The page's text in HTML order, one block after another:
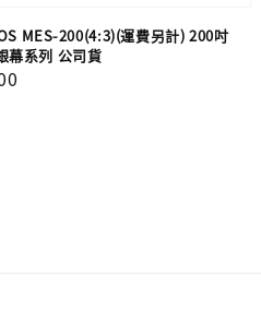
MES-200(4:3)(運費另計) 200吋
幕系列 公司貨